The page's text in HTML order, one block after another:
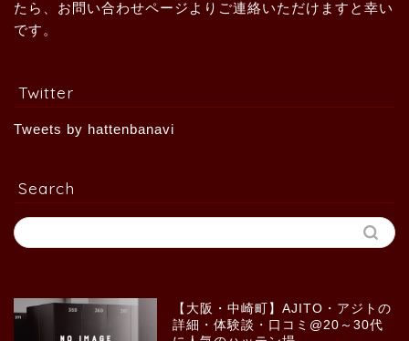
たら、お問い合わせページよりご連絡いただけますと幸い
です。
Twitter
Tweets by hattenbanavi
Search
【大阪・中崎町】AJITO・アジトの
詳細・体験談・口コミ@20～30代